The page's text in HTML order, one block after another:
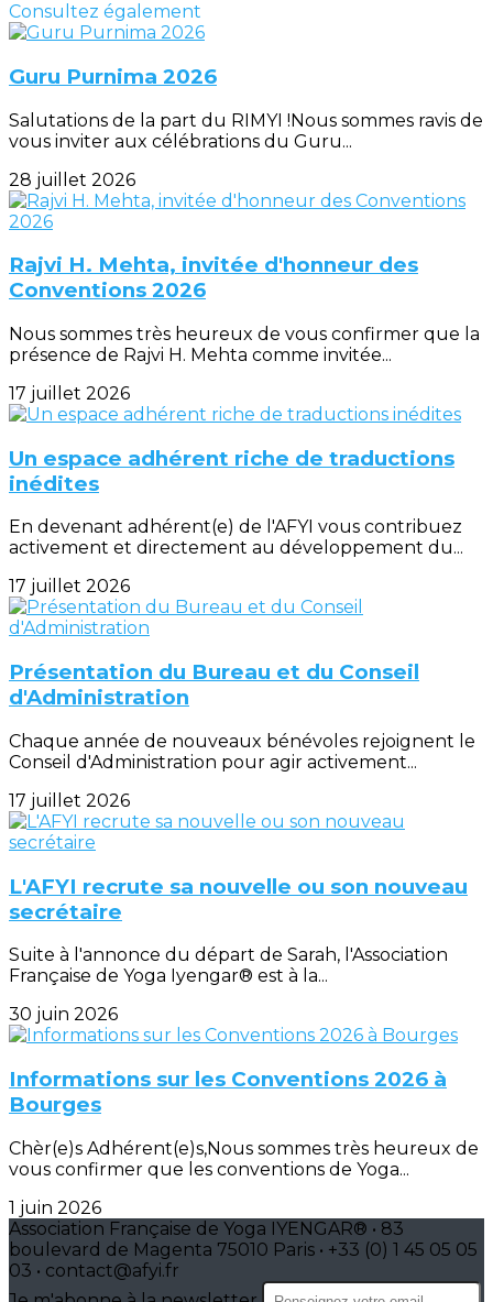
Consultez également
Guru Purnima 2026
Salutations de la part du RIMYI !Nous sommes ravis de
vous inviter aux célébrations du Guru...
28 juillet 2026
Rajvi H. Mehta, invitée d'honneur des
Conventions 2026
Nous sommes très heureux de vous confirmer que la
présence de Rajvi H. Mehta comme invitée...
17 juillet 2026
Un espace adhérent riche de traductions
inédites
En devenant adhérent(e) de l'AFYI vous contribuez
activement et directement au développement du...
17 juillet 2026
Présentation du Bureau et du Conseil
d'Administration
Chaque année de nouveaux bénévoles rejoignent le
Conseil d'Administration pour agir activement...
17 juillet 2026
L'AFYI recrute sa nouvelle ou son nouveau
secrétaire
Suite à l'annonce du départ de Sarah, l'Association
Française de Yoga Iyengar® est à la...
30 juin 2026
Informations sur les Conventions 2026 à
Bourges
Chèr(e)s Adhérent(e)s,Nous sommes très heureux de
vous confirmer que les conventions de Yoga...
1 juin 2026
Association Française de Yoga IYENGAR® • 83
boulevard de Magenta 75010 Paris • +33 (0) 1 45 05 05
03 • contact@afyi.fr